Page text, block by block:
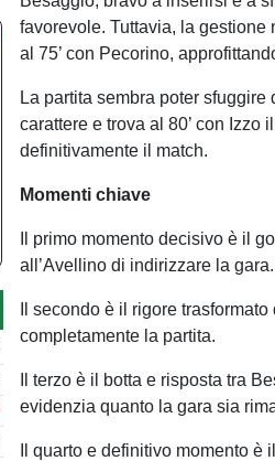
favorevole. Tuttavia, la gestione
al 75’ con Pecorino,
La partita sembra poter sfuggire
carattere e trova al 80’ con Izzo
definitivamente il match.
Momenti chiave
Il primo momento decisivo è il
all’Avellino di indirizzare la gara.
Il secondo è il rigore
completamente la partita.
Il terzo è il botta e risposta tra
evidenzia quanto la gara sia
Il quarto e definitivo momento è